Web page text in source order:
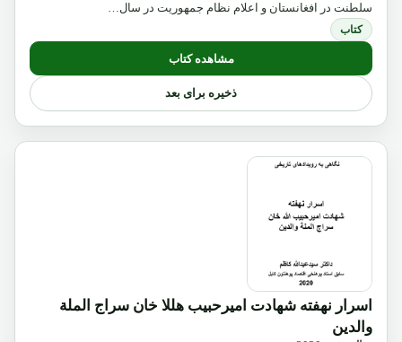
سلطنت در افغانستان و اعلام نظام جمهوریت در سال…
کتاب
مشاهده کتاب
ذخیره برای بعد
اسرار نهفته شهادت امیرحبیب هللا خان سراج الملة
والدین